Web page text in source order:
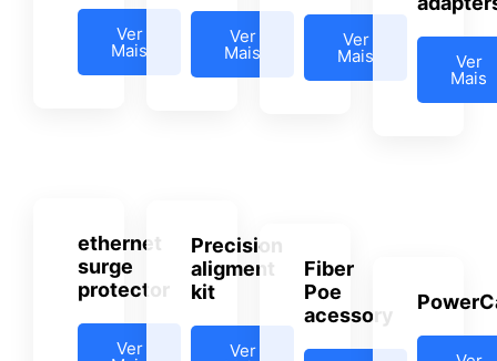
Ver
Mais
Ver
Mais
Ver
Mais Ver
Mais
ethernet
surge
protector
Ver
Precision
aligment
kit
Ver
Fiber
Poe
acessory